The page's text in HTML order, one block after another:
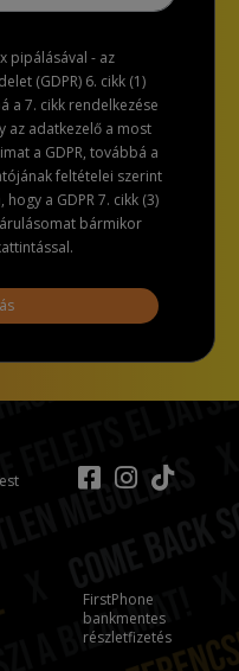
pipálásával - az
(GDPR) 6. cikk (1)
a 7. cikk rendelkezése
az adatkezelő a most
a GDPR, továbbá a
feltételei szerint
a GDPR 7. cikk (3)
bármikor
FirstPhone
bankmentes
részletfizetés